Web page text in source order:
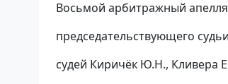
Восьмой арбитражный
председательствующего
судей Киричёк Ю.Н., Кливера